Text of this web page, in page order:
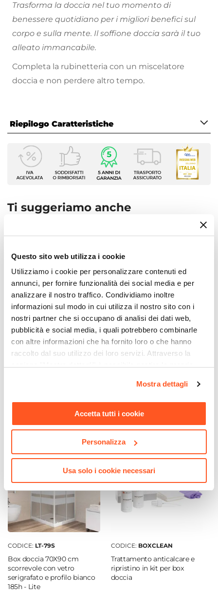
Questo sito web utilizza i cookie
Utilizziamo i cookie per personalizzare contenuti ed
annunci, per fornire funzionalità dei social media e per
analizzare il nostro traffico. Condividiamo inoltre
informazioni sul modo in cui utilizza il nostro sito con i
nostri partner che si occupano di analisi dei dati web,
pubblicità e social media, i quali potrebbero combinarle
con altre informazioni che ha fornito loro o che hanno
raccolto dal suo utilizzo dei loro servizi. Attraverso la
momento. Per maggiori informazioni si invita a leggere la
Mostra dettagli
Accetta tutti i cookie
Personalizza
Usa solo i cookie necessari
Trasforma la doccia nel tuo momento di
benessere quotidiano per i migliori benefici sul
corpo e sulla mente. Il soffione doccia sarà il tuo
alleato immancabile.
Completa la rubinetteria con un miscelatore
doccia e non perdere altro tempo.
Riepilogo Caratteristiche
Caratteristiche
Tipologia
Soffione doccia
Installazione
1/2"G
Serie
Master Speciale
Caratteristiche
Anticalcare|Ispezionabile| Orientabile|
Ultraslim
Portata L/min
15,7 L/min
Dimensioni Soffione
Ø 25 cm
Spessore Soffione
0,8 cm
Materiale Ugelli
Gomma
Ti suggeriamo anche
CODICE:P690
Miscelatore incasso doccia
CODICE:INCA5
Miscelatore Jacuzzi -
ottone cromato design
€ 84,00
CODICE: LT-79S
Box doccia 70X90 cm
scorrevole con vetro
serigrafato e profilo bianco
185h - Lite
CODICE: BOXCLEAN
Trattamento anticalcare e
ripristino in kit per box
doccia